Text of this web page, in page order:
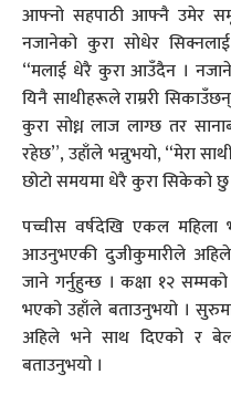
आफ्नो सहपाठी आफ्नै उमेर
नजानेको कुरा सोधेर
“मलाई धेरै कुरा आउँदैन ।
यिनै साथीहरूले राम्ररी
कुरा सोध्न लाज लाग्छ तर
रहेछ”, उहाँले भन्नुभयो, “मेरा
छोटो समयमा धेरै कुरा सिकेको छु
पच्चीस वर्षदेखि एकल महिला
आउनुभएकी दुजीकुमारीले
जाने गर्नुहुन्छ । कक्षा १२
भएको उहाँले बताउनुभयो ।
अहिले भने साथ दिएको र
बताउनुभयो ।